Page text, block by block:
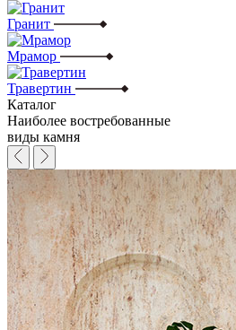
Гранит
Мрамор
Травертин
Каталог
Наиболее востребованные
виды камня